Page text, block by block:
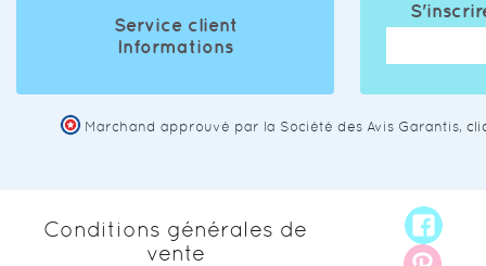
Service client
Informations
Marchand approuvé par la Société des Avis Garantis,
Conditions générales de
vente